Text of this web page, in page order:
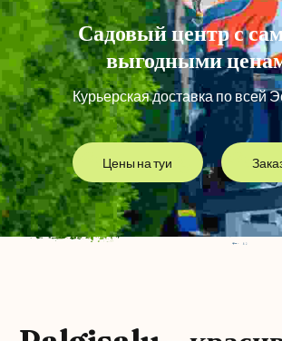
Садовый центр с
выгодными
Курьерская доставка по всей
Цены на туи